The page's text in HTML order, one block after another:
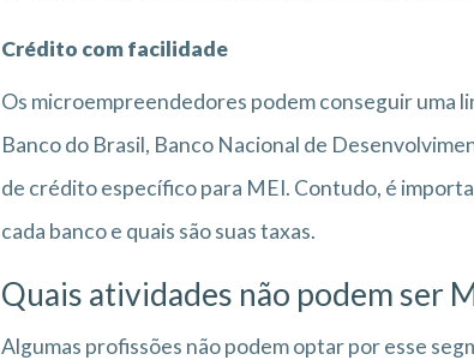
Crédito com facilidade
Os microempreendedores podem conseguir uma
Banco do Brasil, Banco Nacional de
de crédito específico para MEI. Contudo, é
cada banco e quais são suas taxas.
Quais atividades não podem ser
Algumas profissões não podem optar por esse